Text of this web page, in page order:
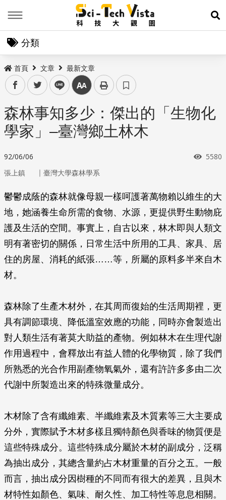
展
分類
首頁 文章 最新文章
facebooktwitter line 中
森林事知多少：傑出的「生物化
學家」–臺灣鄉土林木
92/06/06 瀏覽
5580
張上鎮 ｜ 臺灣大學森林學系
鬱鬱成蔭的森林就像母親一樣呵護著萬物賴以維生的大
地，她涵養生命所需的食物、水源，更提供野生動物庇
護及生活的空間。事實上，自古以來，林木即與人類文
明有著密切的關係，日常生活中所用的工具、家具、居
住的房屋、消耗的紙張……等，所屬的原料多半來自木
材。
森林除了生產木材外，在其周而復始的生活周期裡，更
具有調節環境、降低溫室效應的功能，同時亦會製造出
對人類生活有著莫大助益的產物。例如林木在生理代謝
作用過程中，會釋放出有益人體的化學物質，除了我們
所熟悉的光合作用副產物氧氣外，還有許許多多由二次
代謝中所製造出來的特殊微量成分。
木材除了含有纖維素、半纖維素及木質素等三大主要成
分外，實際賦予木材多樣且獨特顏色與香味的物質便是
這些特殊成分。這些特殊成分屬於木材的副成分，泛稱
為抽出成分，其總含量約占木材重量的百分之五。一般
而言，抽出成分因樹種的不同而有很大的差異，且與木
材特性如顏色、氣味、耐久性、加工特性等息息相關。